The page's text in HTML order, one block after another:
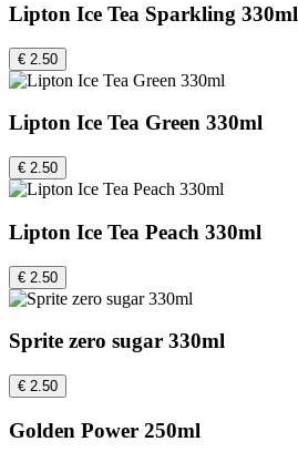
Lipton Ice Tea Sparkling 330ml
€ 2.50
Lipton Ice Tea Green 330ml
€ 2.50
Lipton Ice Tea Peach 330ml
€ 2.50
Sprite zero sugar 330ml
€ 2.50
Golden Power 250ml